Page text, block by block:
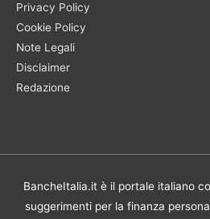
Privacy Policy
Cookie Policy
Note Legali
Disclaimer
Redazione
BancheItalia.it è il portale italiano
suggerimenti per la finanza